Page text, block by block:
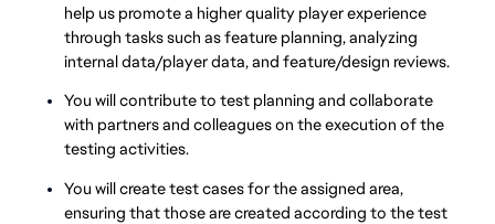
help us promote a higher quality player experience
through tasks such as feature planning, analyzing
internal data/player data, and feature/design reviews.
You will contribute to test planning and collaborate
with partners and colleagues on the execution of the
testing activities.
You will create test cases for the assigned area,
ensuring that those are created according to the test